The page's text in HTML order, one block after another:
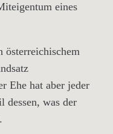
eines
österreichischem
Ehe hat aber jeder
dessen, was der